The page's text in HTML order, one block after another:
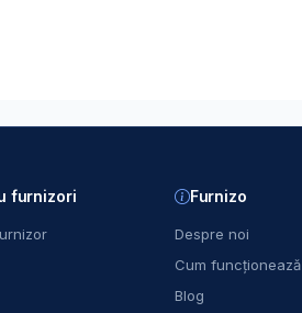
furnizori Furnizo
Despre noi
Cum funcționează
Blog